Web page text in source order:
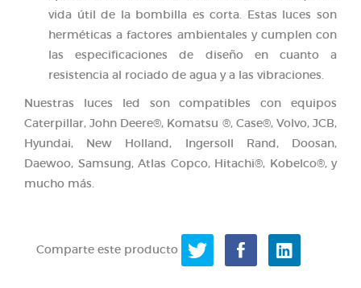
vida útil de la bombilla es corta. Estas luces son
herméticas a factores ambientales y cumplen con
las especificaciones de diseño en cuanto a
resistencia al rociado de agua y a las vibraciones.
Nuestras luces led son compatibles con equipos
Caterpillar, John Deere®, Komatsu ®, Case®, Volvo, JCB,
Hyundai, New Holland, Ingersoll Rand, Doosan,
Daewoo, Samsung, Atlas Copco, Hitachi®, Kobelco®, y
mucho más.
Comparte este producto